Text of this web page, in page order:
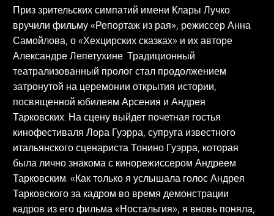
Приз зрительских симпатий имени Клары Лучко
вручили фильму «Репортаж из рая», режиссер Анна
Самойлова, о «Хехцирских сказках» и их авторе
Александре Лепетухине. Традиционный
театрализованный пролог стал продолжением
затронутой на церемонии открытия истории,
посвященной юбилеям Арсения и Андрея
Тарковских. На сцену выйдет почетная гостья
кинофестиваля Лора Гуэрра, супруга известного
итальянского сценариста Тонино Гуэрра, которая
была лично знакома с кинорежиссером Андреем
Тарковским. «Как только я услышала голос Андрея
Тарковского за кадром во время демонстрации
кадров из его фильма «Ностальгия», я вновь поняла,